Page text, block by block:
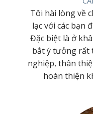
Tôi hài lòng về
lạc với các bạn
Đặc biệt là ở
bắt ý tưởng rất
nghiệp, thân
hoàn thiện